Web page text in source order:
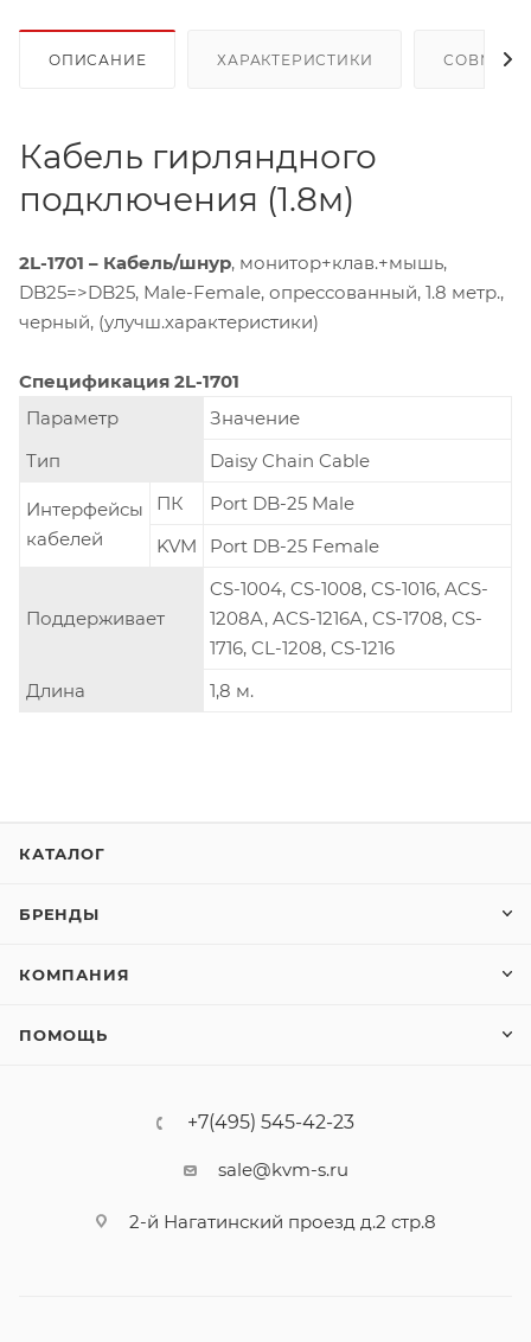
ОПИСАНИЕ ХАРАКТЕРИСТИКИ
Кабель гирляндного
подключения (1.8м)
2L-1701 – Кабель/шнур, монитор+клав.+мышь,
DB25=>DB25, Male-Female, опрессованный, 1.8 метр.,
черный, (улучш.характеристики)
Спецификация 2L-1701
Параметр
Значение
Тип
Daisy Chain Cable
Интерфейсы
кабелей
ПК
Port DB-25 Male
KVM
Port DB-25 Female
Поддерживает
CS-1004, CS-1008, CS-1016, ACS-
1208A, ACS-1216A, CS-1708, CS-
1716, CL-1208, CS-1216
Длина
1,8 м.
КАТАЛОГ
БРЕНДЫ
КОМПАНИЯ
ПОМОЩЬ
+7(495) 545-42-23
sale@kvm-s.ru
2-й Нагатинский проезд д.2 стр.8